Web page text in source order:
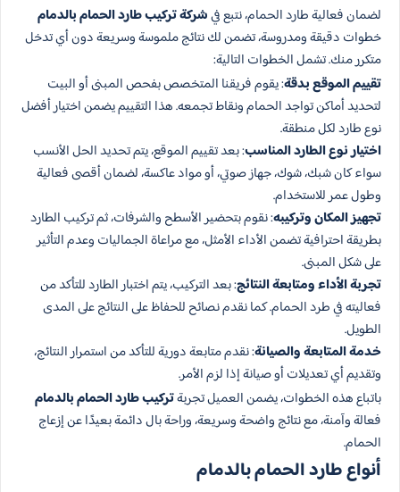
لضمان فعالية طارد الحمام، نتبع فيشركة تركيب طارد الحمام بالدمام
خطوات دقيقة ومدروسة، تضمن لك نتائج ملموسة وسريعة دون أي تدخل
متكرر منك. تشمل الخطوات التالية:
تقييم الموقع بدقة: يقوم فريقنا المتخصص بفحص المبنى أو البيت
لتحديد أماكن تواجد الحمام ونقاط تجمعه. هذا التقييم يضمن اختيار أفضل
نوع طارد لكل منطقة.
اختيار نوع الطارد المناسب: بعد تقييم الموقع، يتم تحديد الحل الأنسب
سواء كان شبك، شوك، جهاز صوتي، أو مواد عاكسة، لضمان أقصى فعالية
وطول عمر للاستخدام.
تجهيز المكان وتركيبه: نقوم بتحضير الأسطح والشرفات، ثم تركيب الطارد
بطريقة احترافية تضمن الأداء الأمثل، مع مراعاة الجماليات وعدم التأثير
على شكل المبنى.
تجربة الأداء ومتابعة النتائج: بعد التركيب، يتم اختبار الطارد للتأكد من
فعاليته في طرد الحمام. كما نقدم نصائح للحفاظ على النتائج على المدى
الطويل.
خدمة المتابعة والصيانة: نقدم متابعة دورية للتأكد من استمرار النتائج،
وتقديم أي تعديلات أو صيانة إذا لزم الأمر.
باتباع هذه الخطوات، يضمن العميل تجربةتركيب طارد الحمام بالدمام
فعالة وآمنة، مع نتائج واضحة وسريعة، وراحة بال دائمة بعيدًا عن إزعاج
الحمام.
أنواع طارد الحمام بالدمام